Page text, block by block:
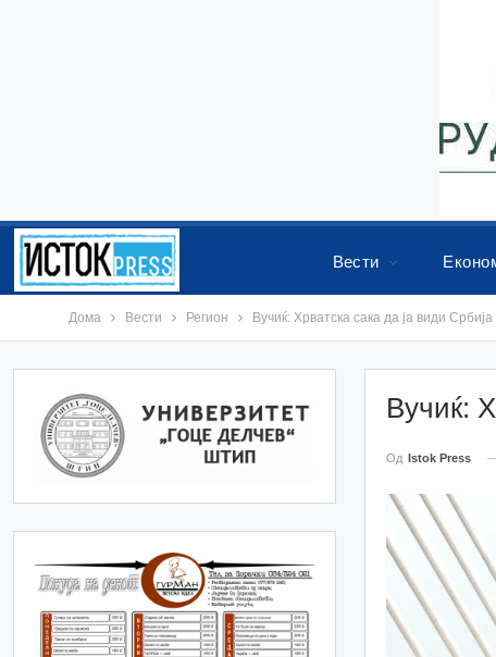
Вести
Дома Вести Регион Вучиќ: Хрватска сака да ја види Србија
Вучиќ:
Од Istok Press